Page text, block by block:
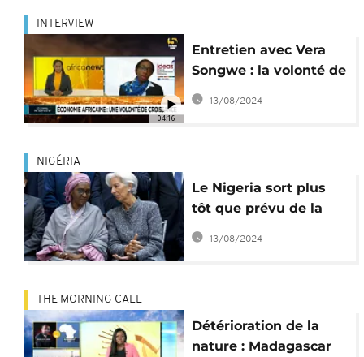
04:16
INTERVIEW
Entretien avec Vera
Songwe : la volonté de
croissance africaine
13/08/2024
NIGÉRIA
Le Nigeria sort plus
tôt que prévu de la
récéssion
13/08/2024
THE MORNING CALL
Détérioration de la
nature : Madagascar